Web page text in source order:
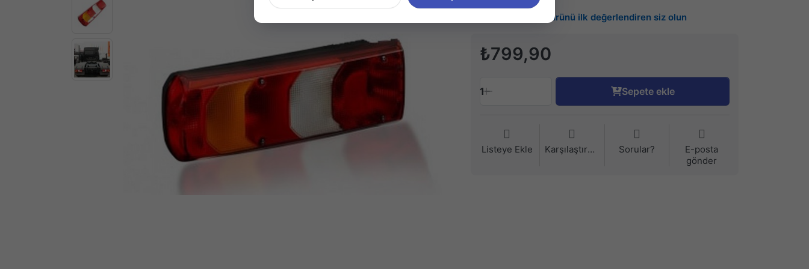
Bu ürünü ilk değerlendiren siz olun
₺799,90
1 Sepete ekle
Listeye Ekle Karşılaştırma Sorular?
E-posta
gönder